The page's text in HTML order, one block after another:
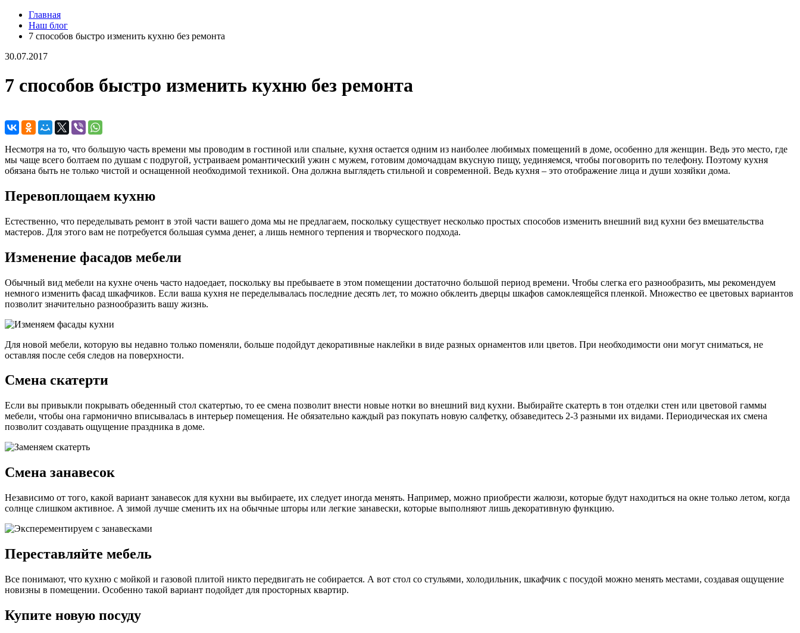
Главная
Наш блог
7 способов быстро изменить кухню без ремонта
30.07.2017
7 способов быстро изменить кухню без ремонта
Несмотря на то, что большую часть времени мы проводим в гостиной или спальне, кухня остается одним из наиболее любимых помещений в доме, особенно для женщин. Ведь это место, где
мы чаще всего болтаем по душам с подругой, устраиваем романтический ужин с мужем, готовим домочадцам вкусную пищу, уединяемся, чтобы поговорить по телефону. Поэтому кухня
обязана быть не только чистой и оснащенной необходимой техникой. Она должна выглядеть стильной и современной. Ведь кухня – это отображение лица и души хозяйки дома.
Перевоплощаем кухню
Естественно, что переделывать ремонт в этой части вашего дома мы не предлагаем, поскольку существует несколько простых способов изменить внешний вид кухни без вмешательства
мастеров. Для этого вам не потребуется большая сумма денег, а лишь немного терпения и творческого подхода.
Изменение фасадов мебели
Обычный вид мебели на кухне очень часто надоедает, поскольку вы пребываете в этом помещении достаточно большой период времени. Чтобы слегка его разнообразить, мы рекомендуем
немного изменить фасад шкафчиков. Если ваша кухня не переделывалась последние десять лет, то можно обклеить дверцы шкафов самоклеящейся пленкой. Множество ее цветовых вариантов
позволит значительно разнообразить вашу жизнь.
Для новой мебели, которую вы недавно только поменяли, больше подойдут декоративные наклейки в виде разных орнаментов или цветов. При необходимости они могут сниматься, не
оставляя после себя следов на поверхности.
Смена скатерти
Если вы привыкли покрывать обеденный стол скатертью, то ее смена позволит внести новые нотки во внешний вид кухни. Выбирайте скатерть в тон отделки стен или цветовой гаммы
мебели, чтобы она гармонично вписывалась в интерьер помещения. Не обязательно каждый раз покупать новую салфетку, обзаведитесь 2-3 разными их видами. Периодическая их смена
позволит создавать ощущение праздника в доме.
Смена занавесок
Независимо от того, какой вариант занавесок для кухни вы выбираете, их следует иногда менять. Например, можно приобрести жалюзи, которые будут находиться на окне только летом, когда
солнце слишком активное. А зимой лучше сменить их на обычные шторы или легкие занавески, которые выполняют лишь декоративную функцию.
Переставляйте мебель
Все понимают, что кухню с мойкой и газовой плитой никто передвигать не собирается. А вот стол со стульями, холодильник, шкафчик с посудой можно менять местами, создавая ощущение
новизны в помещении. Особенно такой вариант подойдет для просторных квартир.
Купите новую посуду